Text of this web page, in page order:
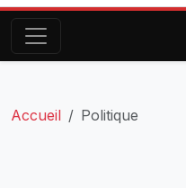
Accueil Politique